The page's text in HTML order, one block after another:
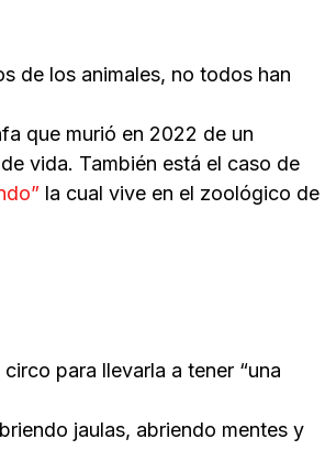
de los animales, no todos han
que murió en 2022 de un
vida. También está el caso de
la cual vive en el zoológico de
para llevarla a tener “una
jaulas, abriendo mentes y